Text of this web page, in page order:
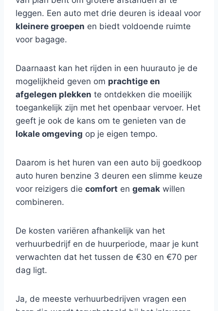
leggen. Een auto met drie deuren is ideaal voor
kleinere groepen en biedt voldoende ruimte
voor bagage.
Daarnaast kan het rijden in een huurauto je de
mogelijkheid geven om prachtige en
afgelegen plekken te ontdekken die moeilijk
toegankelijk zijn met het openbaar vervoer. Het
geeft je ook de kans om te genieten van de
lokale omgeving op je eigen tempo.
Daarom is het huren van een auto bij goedkoop
auto huren benzine 3 deuren een slimme keuze
voor reizigers die comfort en gemak willen
combineren.
De kosten variëren afhankelijk van het
verhuurbedrijf en de huurperiode, maar je kunt
verwachten dat het tussen de €30 en €70 per
dag ligt.
Ja, de meeste verhuurbedrijven vragen een